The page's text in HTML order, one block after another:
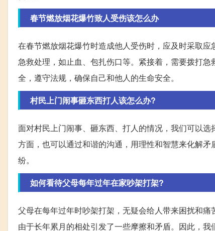
春节燃放烟花爆竹致人受伤该怎么办
在春节燃放烟花爆竹时造成他人受伤时，应及时采取
急救处理，如止血、包扎伤口等。紧接着，需要拨打
全，遵守法规，确保自己和他人的生命安全。
村民上门闹事砸东西打人该怎么办?
面对村民上门闹事、砸东西、打人的情况，我们可以
方面，也可以通过和谐的沟通，用理性和智慧来化解
纷。
如何看待父母每年过年在家吵架打架?
父母在每年过年时吵架打架，无疑会给人带来困扰和
由于长年累月的相处引发了一些摩擦和矛盾。因此，